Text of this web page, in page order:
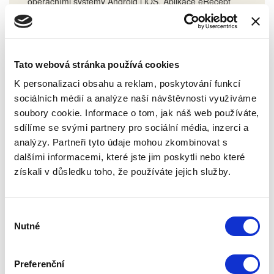
Tato webová stránka používá cookies
K personalizaci obsahu a reklam, poskytování funkcí
sociálních médií a analýze naší návštěvnosti využíváme
soubory cookie. Informace o tom, jak náš web používáte,
sdílíme se svými partnery pro sociální média, inzerci a
analýzy. Partneři tyto údaje mohou zkombinovat s
dalšími informacemi, které jste jim poskytli nebo které
získali v důsledku toho, že používáte jejich služby.
souhlasu
Nutné
Preferenční
poskytuje uživatelům široké spektrum funkcí.
Číst více
léčba diabetické retinopatie
Světový den diabetu, který každoročně připadá na 14.
diabetu samotného, ale také na jeho závažné